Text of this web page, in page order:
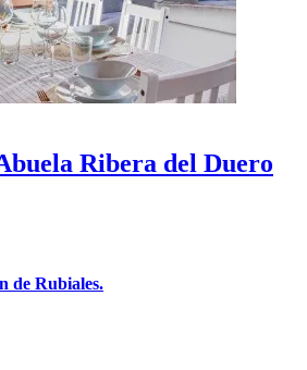
Ribera del Duero
de Rubiales.